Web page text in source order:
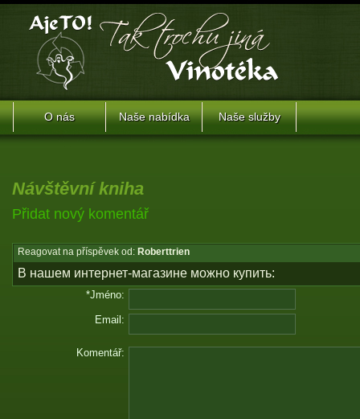
O nás Naše nabídka Naše služby
Návštěvní kniha
Přidat nový komentář
Reagovat na příspěvek od: Roberttrien
В нашем интернет-магазине можно купить:
*Jméno:
Email:
Komentář: